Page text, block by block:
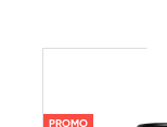
PROMO